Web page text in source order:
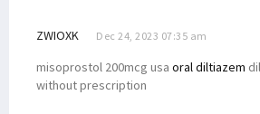
ZWIOXK Dec 24, 2023 07:35 am
misoprostol 200mcg usa oral diltiazem
without prescription